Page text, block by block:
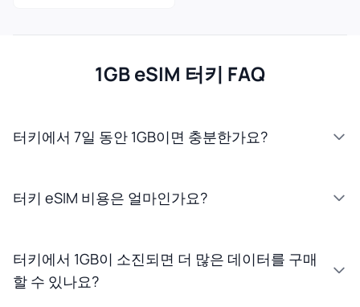
1GB eSIM 터키 FAQ
터키에서 7일 동안 1GB이면 충분한가요?
터키 eSIM 비용은 얼마인가요?
터키에서 1GB이 소진되면 더 많은 데이터를 구매
할 수 있나요?